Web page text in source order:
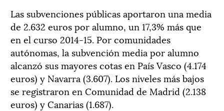
Las subvenciones públicas aportaron una media
de 2.632 euros por alumno, un 17,3% más que
en el curso 2014-15. Por comunidades
autónomas, la subvención media por alumno
alcanzó sus mayores cotas en País Vasco (4.174
euros) y Navarra (3.607). Los niveles más bajos
se registraron en Comunidad de Madrid (2.138
euros) y Canarias (1.687).